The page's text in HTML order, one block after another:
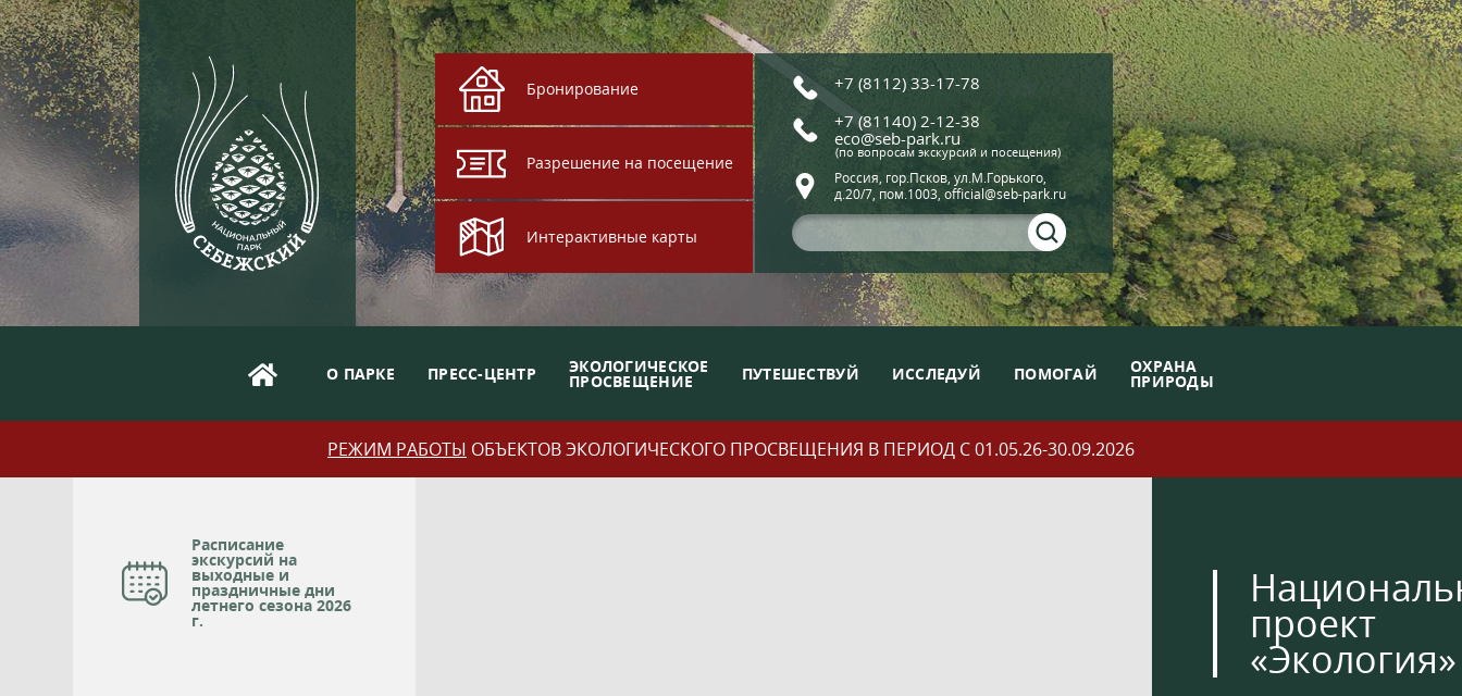
Бронирование
Разрешение на посещение
Интерактивные карты
+7 (8112) 33-17-78
+7 (81140) 2-12-38
eco@seb-park.ru
(по вопросам экскурсий и посещения)
Россия, гор.Псков, ул.М.Горького,
д.20/7, пом.1003, official@seb-park.ru
О ПАРКЕ ПРЕСС-ЦЕНТР ЭКОЛОГИЧЕСКОЕ
ПРОСВЕЩЕНИЕ ПУТЕШЕСТВУЙ ИССЛЕДУЙ ПОМОГАЙ ОХРАНА
ПРИРОДЫ
РЕЖИМ РАБОТЫ ОБЪЕКТОВ ЭКОЛОГИЧЕСКОГО ПРОСВЕЩЕНИЯ В ПЕРИОД С 01.05.26-30.09.2026
Расписание
экскурсий на
выходные и
праздничные дни
летнего сезона 2026
г. проект
«Экология»